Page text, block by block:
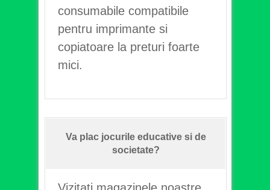
consumabile compatibile
pentru imprimante si
copiatoare la preturi foarte
mici.
Va plac jocurile educative si de
societate?